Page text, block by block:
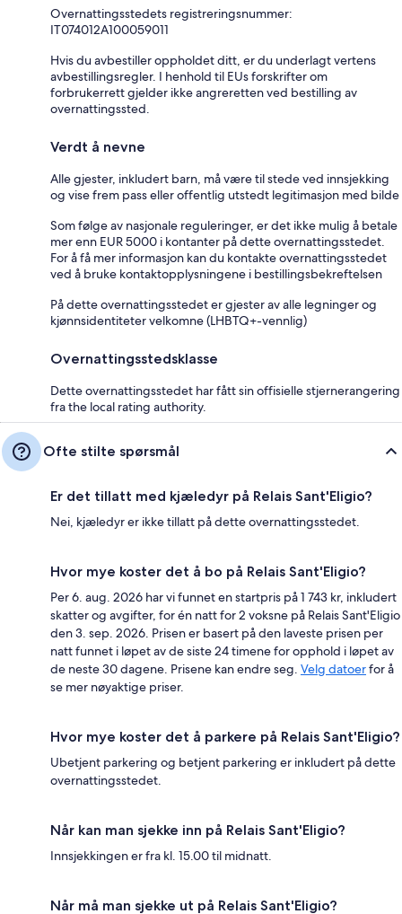
Overnattingsstedets registreringsnummer:
IT074012A100059011
Hvis du avbestiller oppholdet ditt, er du underlagt vertens
avbestillingsregler. I henhold til EUs forskrifter om
forbrukerrett gjelder ikke angreretten ved bestilling av
overnattingssted.
Verdt å nevne
Alle gjester, inkludert barn, må være til stede ved innsjekking
og vise frem pass eller offentlig utstedt legitimasjon med bilde
Som følge av nasjonale reguleringer, er det ikke mulig å betale
mer enn EUR 5000 i kontanter på dette overnattingsstedet.
For å få mer informasjon kan du kontakte overnattingsstedet
ved å bruke kontaktopplysningene i bestillingsbekreftelsen
På dette overnattingsstedet er gjester av alle legninger og
kjønnsidentiteter velkomne (LHBTQ+-vennlig)
Overnattingsstedsklasse
Dette overnattingsstedet har fått sin offisielle stjernerangering
fra the local rating authority.
Ofte stilte spørsmål
Er det tillatt med kjæledyr på Relais Sant'Eligio?
Nei, kjæledyr er ikke tillatt på dette overnattingsstedet.
Hvor mye koster det å bo på Relais Sant'Eligio?
Per 6. aug. 2026 har vi funnet en startpris på 1 743 kr, inkludert
skatter og avgifter, for én natt for 2 voksne på Relais Sant'Eligio
den 3. sep. 2026. Prisen er basert på den laveste prisen per
natt funnet i løpet av de siste 24 timene for opphold i løpet av
de neste 30 dagene. Prisene kan endre seg. Velg datoerfor å
se mer nøyaktige priser.
Hvor mye koster det å parkere på Relais Sant'Eligio?
Ubetjent parkering og betjent parkering er inkludert på dette
overnattingsstedet.
Når kan man sjekke inn på Relais Sant'Eligio?
Innsjekkingen er fra kl. 15.00 til midnatt.
Når må man sjekke ut på Relais Sant'Eligio?